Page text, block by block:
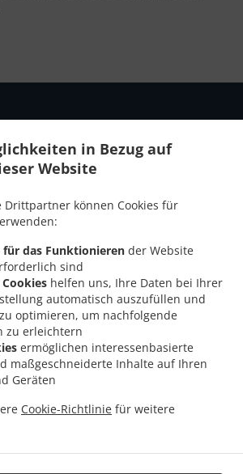
in Bezug auf
Website
Drittpartner können Cookies für
für das Funktionieren der Website
sind
helfen uns, Ihre Daten bei Ihrer
automatisch auszufüllen und
optimieren, um nachfolgende
zu erleichtern
ermöglichen interessenbasierte
maßgeschneiderte Inhalte auf Ihren
Geräten
Cookie-Richtlinie für weitere
. Nutzungsbedingungen
Potsdam